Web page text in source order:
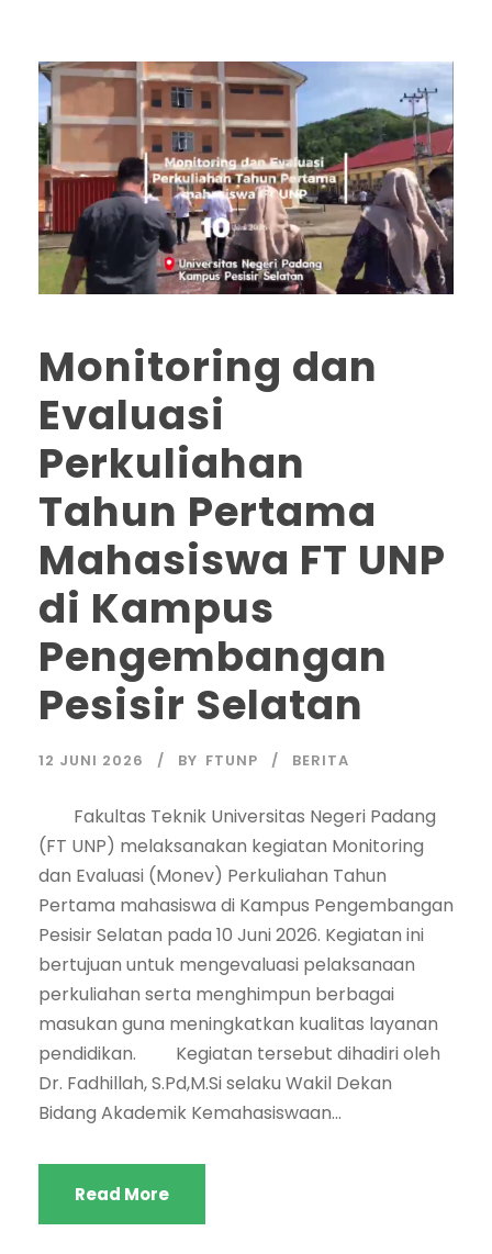
Monitoring dan
Evaluasi
Perkuliahan
Tahun Pertama
Mahasiswa FT UNP
di Kampus
Pengembangan
Pesisir Selatan
12 JUNI 2026 BY FTUNP BERITA
Fakultas Teknik Universitas Negeri Padang
(FT UNP) melaksanakan kegiatan Monitoring
dan Evaluasi (Monev) Perkuliahan Tahun
Pertama mahasiswa di Kampus Pengembangan
Pesisir Selatan pada 10 Juni 2026. Kegiatan ini
bertujuan untuk mengevaluasi pelaksanaan
perkuliahan serta menghimpun berbagai
masukan guna meningkatkan kualitas layanan
pendidikan. Kegiatan tersebut dihadiri oleh
Dr. Fadhillah, S.Pd,M.Si selaku Wakil Dekan
Bidang Akademik Kemahasiswaan...
Read More